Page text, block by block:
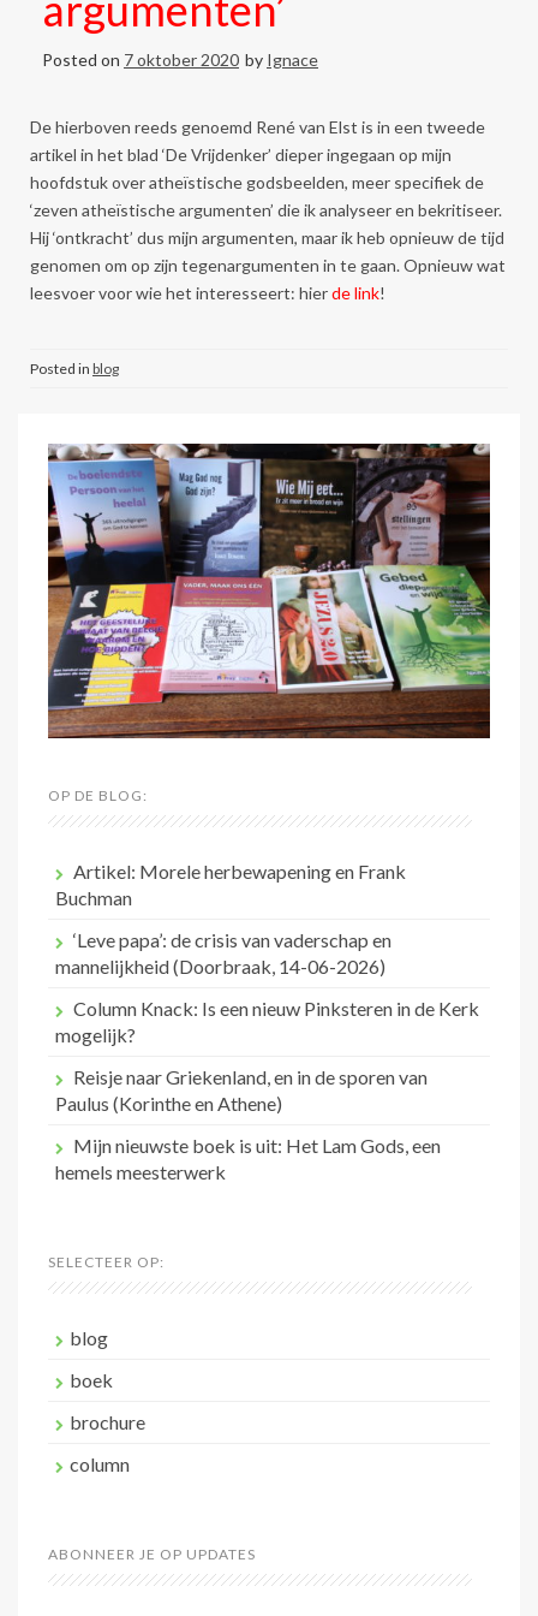
Posted on 7 oktober 2020 by Ignace
De hierboven reeds genoemd René van Elst is in een tweede
artikel in het blad ‘De Vrijdenker’ dieper ingegaan op mijn
hoofdstuk over atheïstische godsbeelden, meer specifiek de
‘zeven atheïstische argumenten’ die ik analyseer en bekritiseer.
Hij ‘ontkracht’ dus mijn argumenten, maar ik heb opnieuw de tijd
genomen om op zijn tegenargumenten in te gaan. Opnieuw wat
leesvoer voor wie het interesseert: hierde link!
Posted in blog
OP DE BLOG:
Artikel: Morele herbewapening en Frank
Buchman
‘Leve papa’: de crisis van vaderschap en
mannelijkheid (Doorbraak, 14-06-2026)
Column Knack: Is een nieuw Pinksteren in de Kerk
mogelijk?
Reisje naar Griekenland, en in de sporen van
Paulus (Korinthe en Athene)
Mijn nieuwste boek is uit: Het Lam Gods, een
hemels meesterwerk
SELECTEER OP:
blog
boek
brochure
column
ABONNEER JE OP UPDATES